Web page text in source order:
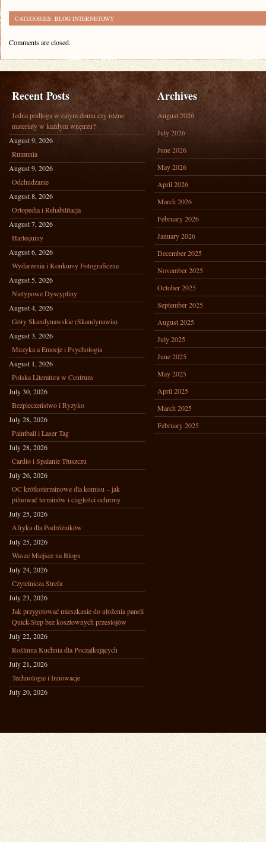
CATEGORIES: BLOG INTERNETOWY
Comments are closed.
Recent Posts
Jedna podłoga w całym domu czy różne
materiały w każdym wnętrzu?
August 9, 2026
Rumunia
August 9, 2026
Odchudzanie
August 8, 2026
Ortopedia i Rehabilitacja
August 7, 2026
Harlequiny
August 6, 2026
Wydarzenia i Konkursy Fotograficzne
August 5, 2026
Nietypowe Dyscypliny
August 4, 2026
Góry Skandynawskie (Skandynawia)
August 3, 2026
Muzyka a Emocje i Psychologia
August 1, 2026
Polska Literatura w Centrum
July 30, 2026
Bezpieczeństwo i Ryzyko
July 28, 2026
Paintball i Laser Tag
July 28, 2026
Cardio i Spalanie Tłuszczu
July 26, 2026
OC krótkoterminowe dla komisu – jak
pilnować terminów i ciągłości ochrony
July 25, 2026
Afryka dla Podróżników
July 25, 2026
Wasze Miejsce na Blogu
July 24, 2026
Czytelnicza Strefa
July 23, 2026
Jak przygotować mieszkanie do ułożenia paneli
Quick-Step bez kosztownych przestojów
July 22, 2026
Roślinna Kuchnia dla Początkujących
July 21, 2026
Technologie i Innowacje
July 20, 2026
Archives
August 2026
July 2026
June 2026
May 2026
April 2026
March 2026
February 2026
January 2026
December 2025
November 2025
October 2025
September 2025
August 2025
July 2025
June 2025
May 2025
April 2025
March 2025
February 2025